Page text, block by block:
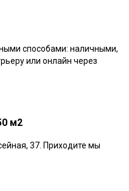
способами: наличными,
или онлайн через
м2
37. Приходите мы